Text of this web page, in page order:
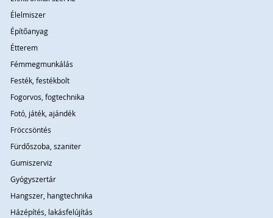
Élelmiszer
Építőanyag
Étterem
Fémmegmunkálás
Festék, festékbolt
Fogorvos, fogtechnika
Fotó, játék, ajándék
Fröccsöntés
Fürdőszoba, szaniter
Gumiszerviz
Gyógyszertár
Hangszer, hangtechnika
Házépítés, lakásfelújítás